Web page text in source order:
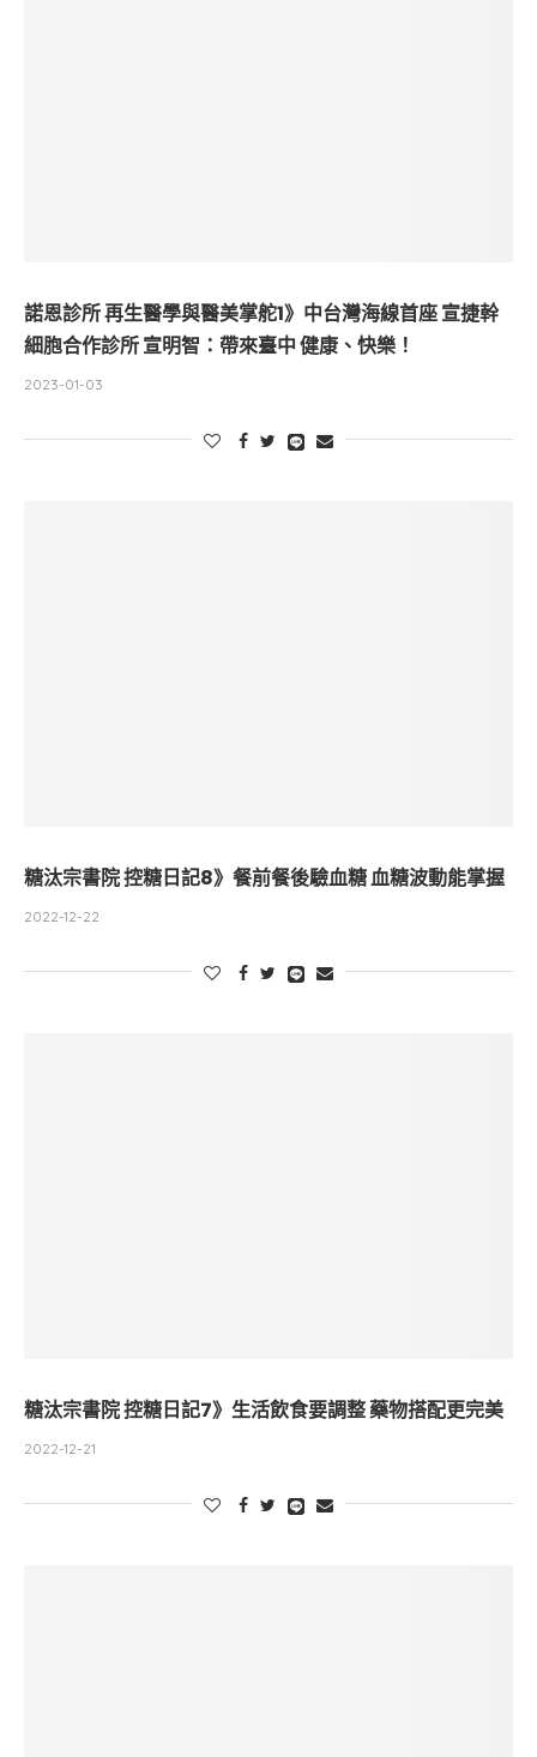
諾恩診所 再生醫學與醫美掌舵1》中台灣海線首座 宣捷幹
細胞合作診所 宣明智：帶來臺中 健康、快樂！
2023-01-03
糖汰宗書院 控糖日記8》餐前餐後驗血糖 血糖波動能掌握
2022-12-22
糖汰宗書院 控糖日記7》生活飲食要調整 藥物搭配更完美
2022-12-21